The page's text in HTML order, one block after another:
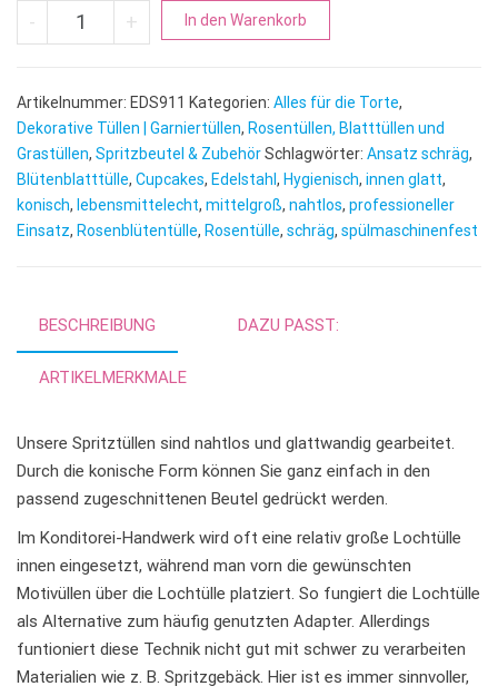
- Rosentülle | mittel angeschrägt 3 x 15 mm Menge
+ In den Warenkorb
e
r
n
a
t
i
:
Artikelnummer: EDS911 Kategorien: Alles für die Torte,
Dekorative Tüllen | Garniertüllen, Rosentüllen, Blatttüllen und
Grastüllen, Spritzbeutel & ZubehörSchlagwörter: Ansatz schräg,
Blütenblatttülle, Cupcakes, Edelstahl , Hygienisch, innen glatt,
konisch, lebensmittelecht, mittelgroß, nahtlos, professioneller
Einsatz, Rosenblütentülle, Rosentülle, schräg, spülmaschinenfest
BESCHREIBUNG DAZU PASST:
ARTIKELMERKMALE
Unsere Spritztüllen sind nahtlos und glattwandig gearbeitet.
Durch die konische Form können Sie ganz einfach in den
passend zugeschnittenen Beutel gedrückt werden.
Im Konditorei-Handwerk wird oft eine relativ große Lochtülle
innen eingesetzt, während man vorn die gewünschten
Motivüllen über die Lochtülle platziert. So fungiert die Lochtülle
als Alternative zum häufig genutzten Adapter. Allerdings
funtioniert diese Technik nicht gut mit schwer zu verarbeiten
Materialien wie z. B. Spritzgebäck. Hier ist es immer sinnvoller,